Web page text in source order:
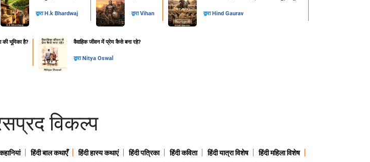
द्वारा H.k Bhardwaj द्वाराVihan द्वारा Hind Gaurav
की भूमिका है? वैवाहिक जीवन में प्रेम कैसे बना रहे?
द्वारा Nitya Oswal
विकल्प
हिंदी बाल कथाएँ हिंदी हास्य कथाएं हिंदी पत्रिका हिंदी कविता हिंदी यात्रा विशेष
हिंदी महिला विशेष